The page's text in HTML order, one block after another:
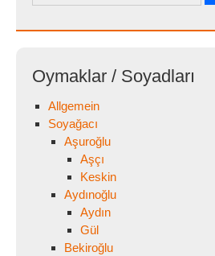
nach:
Oymaklar / Soyadları
Allgemein
Soyağacı
Aşuroğlu
Aşçı
Keskin
Aydınoğlu
Aydın
Gül
Bekiroğlu